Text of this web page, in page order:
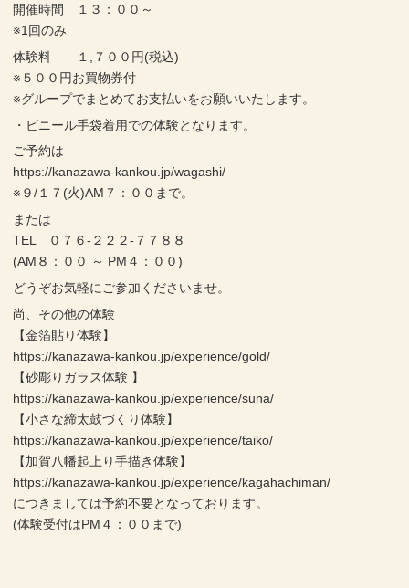
開催時間 １３：００～
※1回のみ
体験料 １,７００円(税込)
※５００円お買物券付
※グループでまとめてお支払いをお願いいたします。
・ビニール手袋着用での体験となります。
ご予約は
https://kanazawa-kankou.jp/wagashi/
※９/１７(火)AM７：００まで。
または
TEL ０７６-２２２-７７８８
(AM８：００ ～ PM４：００)
どうぞお気軽にご参加くださいませ。
尚、その他の体験
【金箔貼り体験】
https://kanazawa-kankou.jp/experience/gold/
【砂彫りガラス体験 】
https://kanazawa-kankou.jp/experience/suna/
【小さな締太鼓づくり体験】
https://kanazawa-kankou.jp/experience/taiko/
【加賀八幡起上り手描き体験】
https://kanazawa-kankou.jp/experience/kagahachiman/
につきましては予約不要となっております。
(体験受付はPM４：００まで)